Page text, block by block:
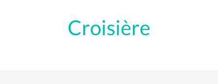
Croisière